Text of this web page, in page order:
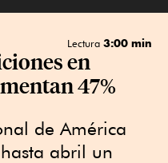
Lectura 3:00 min
en
47%
de América
abril un